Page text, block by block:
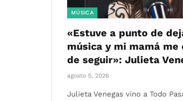
MÚSICA
«Estuve a punto de
música y mi mamá me
de seguir»: Julieta
agosto 5, 2026
Julieta Venegas vino a Todo